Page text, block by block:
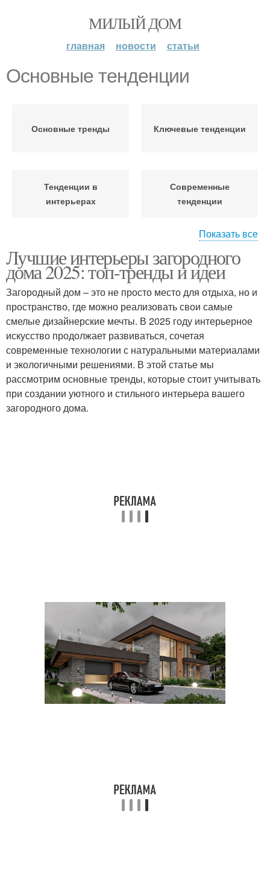
МИЛЫЙ ДОМ
главная новости статьи
Основные тенденции
Основные тренды Ключевые тенденции
Тенденции в
интерьерах
Современные
тенденции
планировке
пространстве
Основные принципы
Показать все
Лучшие интерьеры загородного
дома 2025: топ-тренды и идеи
Загородный дом – это не просто место для отдыха, но и
пространство, где можно реализовать свои самые
смелые дизайнерские мечты. В 2025 году интерьерное
искусство продолжает развиваться, сочетая
современные технологии с натуральными материалами
и экологичными решениями. В этой статье мы
рассмотрим основные тренды, которые стоит учитывать
при создании уютного и стильного интерьера вашего
загородного дома.